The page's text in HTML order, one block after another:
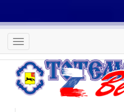
основному
содержанию
Меню
учётной
записи
пользователя
Toggle
navigation